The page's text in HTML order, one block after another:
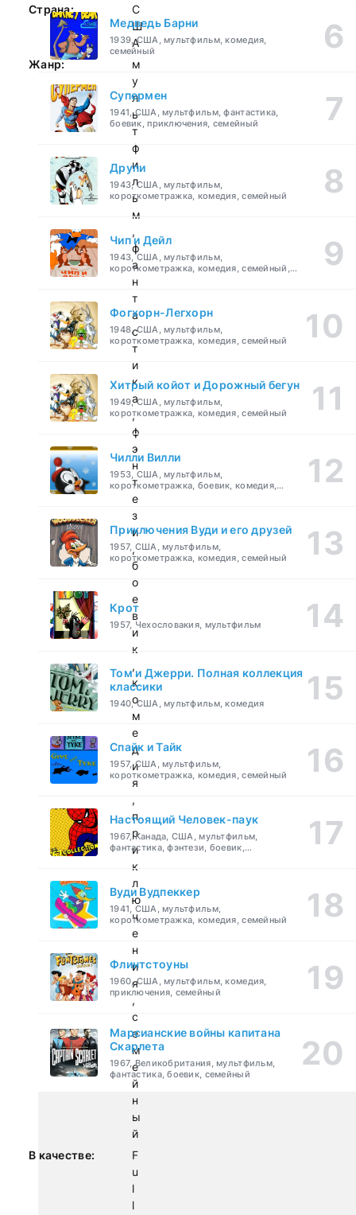
Страна:
С
Ш
А
Жанр:
м
у
л
ь
т
ф
и
л
ь
м
,
ф
а
н
т
а
с
т
и
к
а
,
ф
э
н
т
е
з
и
,
б
о
е
в
и
к
,
к
о
м
е
д
и
я
,
п
р
и
к
л
ю
ч
е
н
и
я
,
с
е
м
е
й
н
ы
й
В качестве:
F
u
l
l
Медведь Барни
1939, США, мультфильм, комедия,
семейный
Супермен
1941, США, мультфильм, фантастика,
боевик, приключения, семейный
Друпи
1943, США, мультфильм,
короткометражка, комедия, семейный
Чип и Дейл
1943, США, мультфильм,
короткометражка, комедия, семейный,
детский
Фогхорн-Легхорн
1948, США, мультфильм,
короткометражка, комедия, семейный
Хитрый койот и Дорожный бегун
1949, США, мультфильм,
короткометражка, комедия, семейный
Чилли Вилли
1953, США, мультфильм,
короткометражка, боевик, комедия,
приключения, семейный
Приключения Вуди и его друзей
1957, США, мультфильм,
короткометражка, комедия, семейный
Крот
1957, Чехословакия, мультфильм
Том и Джерри. Полная коллекция
классики
1940, США, мультфильм, комедия
Спайк и Тайк
1957, США, мультфильм,
короткометражка, комедия, семейный
Настоящий Человек-паук
1967, Канада, США, мультфильм,
фантастика, фэнтези, боевик,
Вуди Вудпеккер
1941, США, мультфильм,
короткометражка, комедия, семейный
Флинтстоуны
1960, США, мультфильм, комедия,
приключения, семейный
Марсианские войны капитана
Скарлета
1967, Великобритания, мультфильм,
фантастика, боевик, семейный